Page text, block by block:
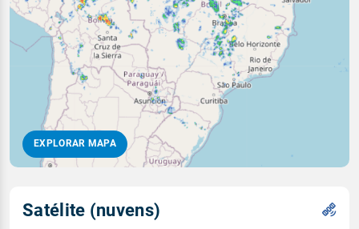
EXPLORAR MAPA
Satélite (nuvens)